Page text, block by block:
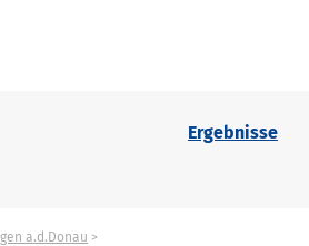
Ergebnisse
a.d.Donau